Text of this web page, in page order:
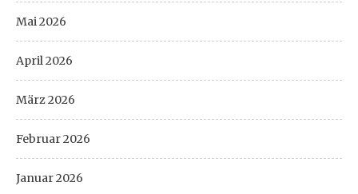
Mai 2026
April 2026
März 2026
Februar 2026
Januar 2026